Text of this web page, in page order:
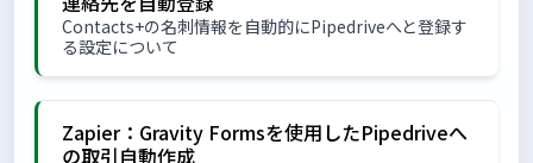
Contacts+の名刺情報を自動的にPipedriveへと登録す
る設定について
Zapier：Gravity Formsを使用したPipedriveへ
の取引自動作成